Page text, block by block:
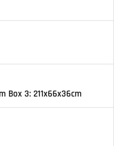
Box 3: 211x66x36cm